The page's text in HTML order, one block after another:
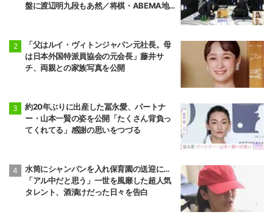
盤に渡辺明九段もあ然／将棋・ABEMA地
「父はルイ・ヴィトンジャパン元社長。母
は日本外国特派員協会の元会長」藤井サ
チ、両親との家族写真を公開
約20年ぶりに出産した冨永愛、パートナ
ー・山本一賢の姿を公開「たくさん背負っ
てくれてる」感謝の思いをつづる
水筒にシャンパンを入れ保育園の送迎に…
「アル中だと思う」一世を風靡した超人気
タレント、酒漬けだった日々を告白